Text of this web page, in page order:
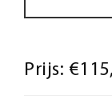
Prijs: